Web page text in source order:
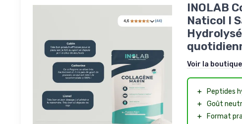
INOLAB
Naticol I
Voir la boutique
＋ Peptides
＋ Goût
＋
Format